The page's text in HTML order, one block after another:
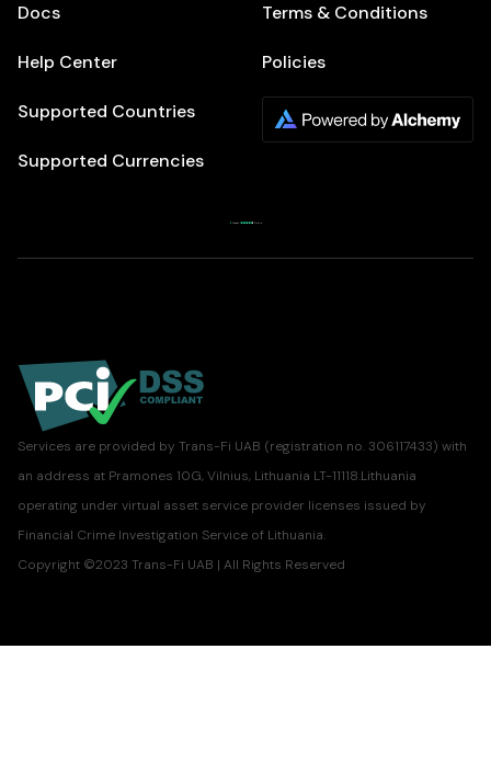
Docs
Help Center
Supported Countries
Supported Currencies
Terms & Conditions
Policies
Services are provided by Trans-Fi UAB (registration no. 306117433) with
an address at Pramones 10G, Vilnius, Lithuania LT-11118.Lithuania
operating under virtual asset service provider licenses issued by
Financial Crime Investigation Service of Lithuania.
Copyright ©2023 Trans-Fi UAB | All Rights Reserved